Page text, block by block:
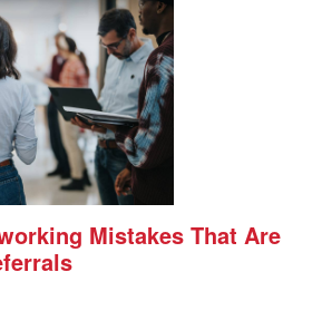
Mistakes That Are